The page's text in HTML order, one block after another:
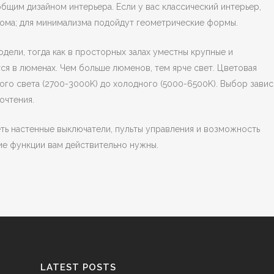
дизайном интерьера. Если у вас классический интерьер,
для минимализма подойдут геометрические формы.
тогда как в просторных залах уместны крупные и
в люменах. Чем больше люменов, тем ярче свет. Цветовая
света (2700-3000K) до холодного (5000-6500K). Выбор
настенные выключатели, пульты управления и возможность
функции вам действительно нужны.
LATEST POSTS